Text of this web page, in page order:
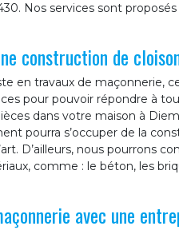
Nos services sont proposés
construction de
en travaux de maçonnerie,
pour pouvoir répondre à
dans votre maison à
pourra s’occuper de la
D’ailleurs, nous pourrons
comme : le béton, les
avec une